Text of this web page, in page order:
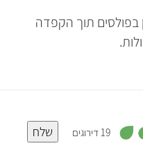
בפולסים תוך הקפדה
19 דירוגים 3 שלח